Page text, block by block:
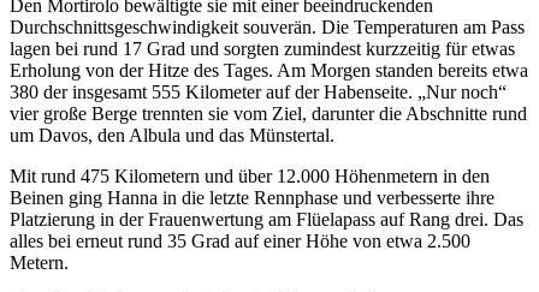
Den Mortirolo bewältigte sie mit einer beeindruckenden
Durchschnittsgeschwindigkeit souverän. Die Temperaturen am Pass
lagen bei rund 17 Grad und sorgten zumindest kurzzeitig für etwas
Erholung von der Hitze des Tages. Am Morgen standen bereits etwa
380 der insgesamt 555 Kilometer auf der Habenseite. „Nur noch“
vier große Berge trennten sie vom Ziel, darunter die Abschnitte rund
um Davos, den Albula und das Münstertal.
Mit rund 475 Kilometern und über 12.000 Höhenmetern in den
Beinen ging Hanna in die letzte Rennphase und verbesserte ihre
Platzierung in der Frauenwertung am Flüelapass auf Rang drei. Das
alles bei erneut rund 35 Grad auf einer Höhe von etwa 2.500
Metern.